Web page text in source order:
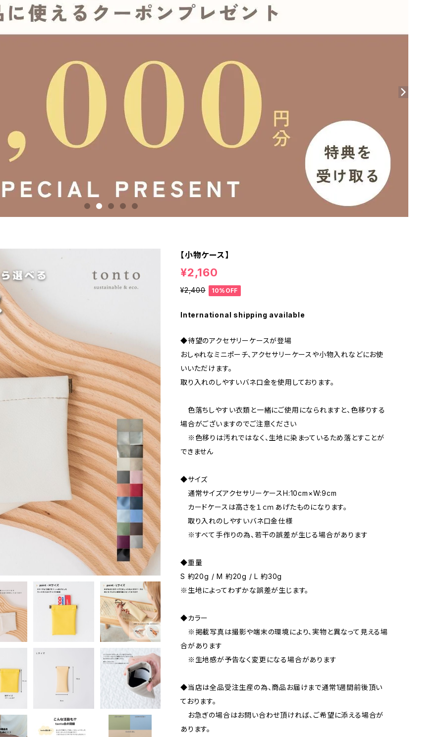
【小物ケース】
¥2,160
¥2,400 10%OFF
International shipping available
◆待望のアクセサリーケースが登場
おしゃれなミニポーチ、アクセサリーケースや小物入れなどにお使
いいただけます。
取り入れのしやすいバネ口金を使用しております。
色落ちしやすい衣類と一緒にご使用になられますと、色移りする
場合がございますのでご注意ください
※色移りは汚れではなく、生地に染まっているため落とすことが
できません
◆サイズ
通常サイズアクセサリーケースH:10cm×W:9cm
カードケースは高さを１ｃｍあげたものになります。
取り入れのしやすいバネ口金仕様
※すべて手作りの為、若干の誤差が生じる場合があります
◆重量
S 約20g / M 約20g / L 約30g
※生地によってわずかな誤差が生じます。
◆カラー
※掲載写真は撮影や端末の環境により、実物と異なって見える場
合があります
※生地感が予告なく変更になる場合があります
◆当店は全品受注生産の為、商品お届けまで通常1週間前後頂い
ております。
お急ぎの場合はお問い合わせ頂ければ、ご希望に添える場合が
あります。